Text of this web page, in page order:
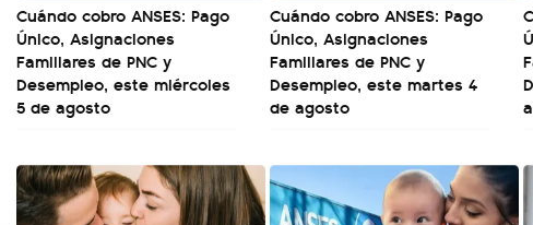
Cuándo cobro ANSES: Pago
Único, Asignaciones
Familiares de PNC y
Desempleo, este miércoles
5 de agosto
Cuándo cobro ANSES: Pago
Único, Asignaciones
Familiares de PNC y
Desempleo, este martes 4
de agosto